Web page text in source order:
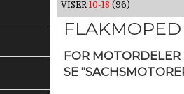
VISER 10-18 (96)
FLAKMOPED
FOR
SE